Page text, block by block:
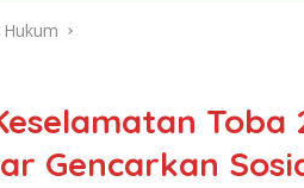
Hukum
Toba
Gencarkan